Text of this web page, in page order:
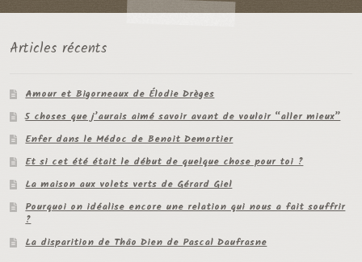
Articles récents
Amour et Bigorneaux de Élodie Drèges
5 choses que j’aurais aimé savoir avant de vouloir “aller mieux”
Enfer dans le Médoc de Benoit Demortier
Et si cet été était le début de quelque chose pour toi ?
La maison aux volets verts de Gérard Giel
Pourquoi on idéalise encore une relation qui nous a fait souffrir
?
La disparition de Thâo Dien de Pascal Daufrasne